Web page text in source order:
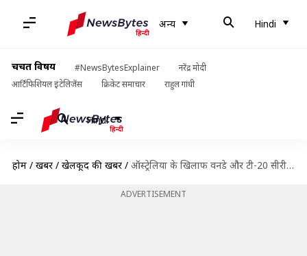
अन्य Hindi
चर्चित विषय #NewsBytesExplainer
नरेंद्र मोदी
आर्टिफिशियल इंटेलिजेंस
क्रिकेट समाचार राहुल गांधी
Hindi
होम / खबरें / खेलकूद की खबरें / ऑस्ट्रेलिया के खिलाफ वनडे और टी-20 सीरीज के लिए भारतीय टीम घोषित, गिल को मिली कप्तानी
ADVERTISEMENT